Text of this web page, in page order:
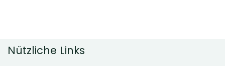
Nützliche Links